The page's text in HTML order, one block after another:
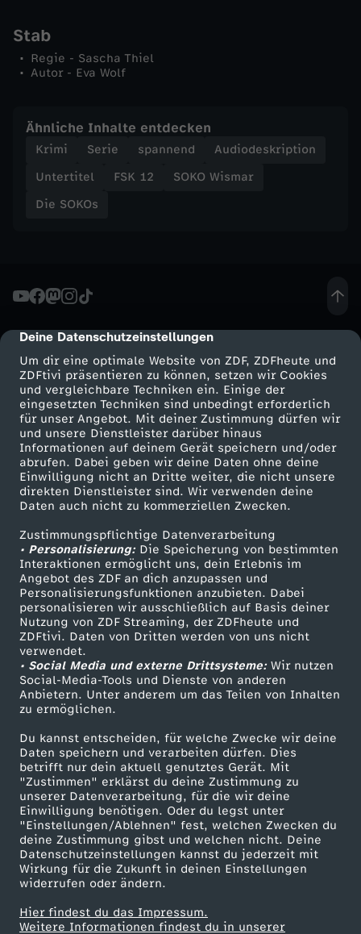
cmp-dialog-description
Deine Datenschutzeinstellungen
Um dir eine optimale Website von ZDF, ZDFheute und
ZDFtivi präsentieren zu können, setzen wir Cookies
und vergleichbare Techniken ein. Einige der
eingesetzten Techniken sind unbedingt erforderlich
für unser Angebot. Mit deiner Zustimmung dürfen wir
und unsere Dienstleister darüber hinaus
Informationen auf deinem Gerät speichern und/oder
abrufen. Dabei geben wir deine Daten ohne deine
Einwilligung nicht an Dritte weiter, die nicht unsere
direkten Dienstleister sind. Wir verwenden deine
Daten auch nicht zu kommerziellen Zwecken.
Zustimmungspflichtige Datenverarbeitung
• Personalisierung:Die Speicherung von bestimmten
Interaktionen ermöglicht uns, dein Erlebnis im
Angebot des ZDF an dich anzupassen und
Personalisierungsfunktionen anzubieten. Dabei
personalisieren wir ausschließlich auf Basis deiner
Nutzung von ZDF Streaming, der ZDFheute und
ZDFtivi. Daten von Dritten werden von uns nicht
verwendet.
• Social Media und externe Drittsysteme:Wir nutzen
Social-Media-Tools und Dienste von anderen
Anbietern. Unter anderem um das Teilen von Inhalten
zu ermöglichen.
Du kannst entscheiden, für welche Zwecke wir deine
Daten speichern und verarbeiten dürfen. Dies
betrifft nur dein aktuell genutztes Gerät. Mit
"Zustimmen" erklärst du deine Zustimmung zu
unserer Datenverarbeitung, für die wir deine
Einwilligung benötigen. Oder du legst unter
"Einstellungen/Ablehnen" fest, welchen Zwecken du
deine Zustimmung gibst und welchen nicht. Deine
Datenschutzeinstellungen kannst du jederzeit mit
Wirkung für die Zukunft in deinen Einstellungen
widerrufen oder ändern.
Hier findest du das Impressum.
Weitere Informationen findest du in unserer
Stab
Regie - Sascha Thiel
Autor - Eva Wolf
Ähnliche Inhalte entdecken
Krimi Serie spannend
Audiodeskription
Untertitel
FSK 12
SOKO Wismar
Die SOKOs
Mehr ZDF
ZDF-Apps
Smart TV
ZDFtext
Livestreams
Sendungen A-Z
TV-Programm
Service
ZDFmitreden
Kontakt zum ZDF
Tickets
Zuschauerservice
Hilfe
ZDF Unternehmen
Karriere
ZDF goes Schule
Werbefernsehen
Mainzelmännchen
Partner